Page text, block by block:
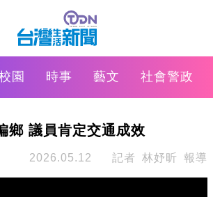
園 時事 藝文 社會警政
鄉 議員肯定交通成效
2026.05.12 記者 林妤昕 報導